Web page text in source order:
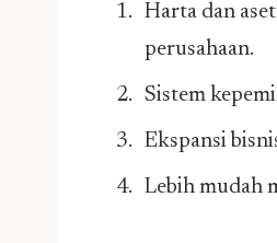
Harta dan
perusahaan.
Sistem
Ekspansi
Lebih mudah